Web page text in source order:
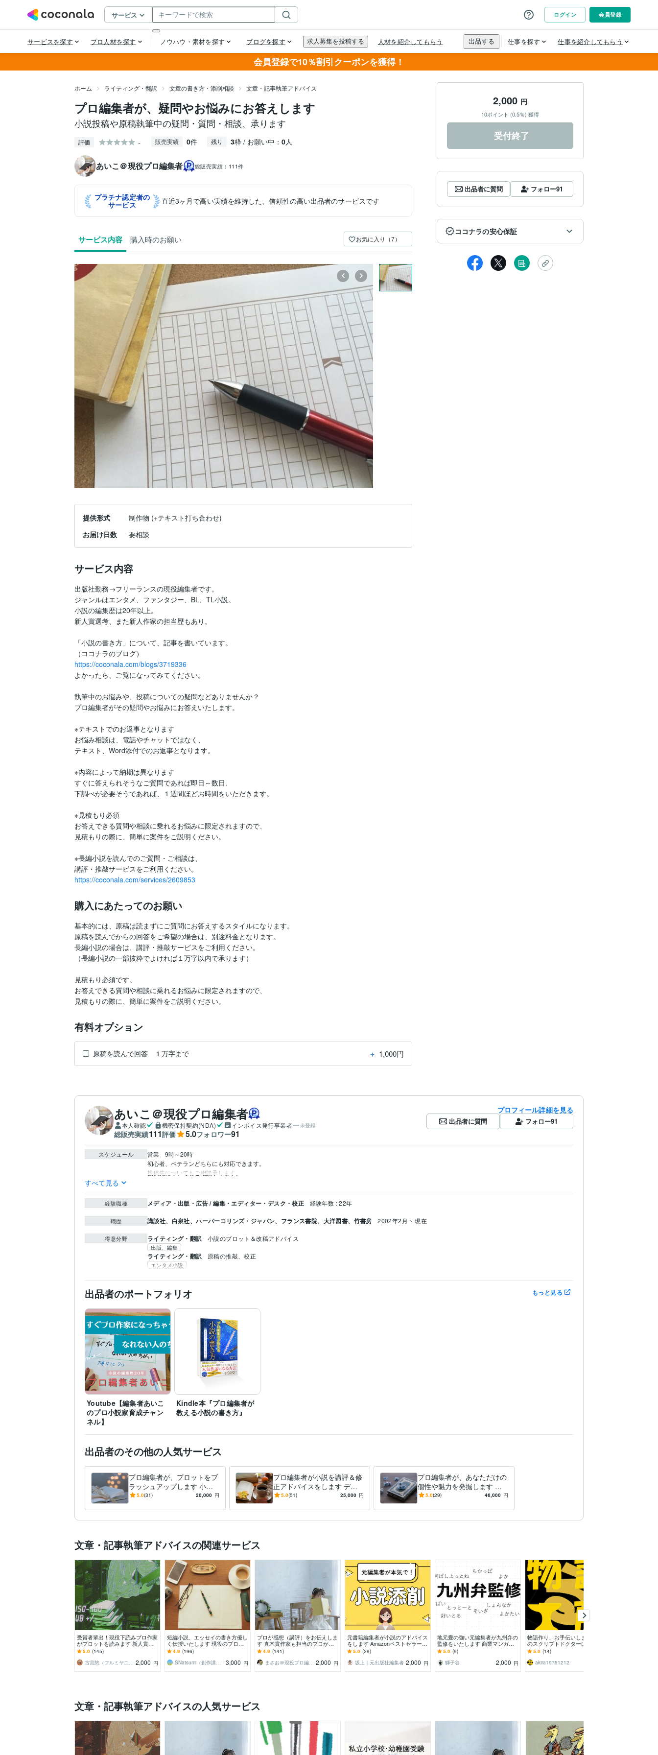
会員登録で10％割引クーポンを獲得！
ホーム ライティング・翻訳 文章の書き方・添削相談 文章・記事執筆アドバイス
プロ編集者が、疑問やお悩みにお答えします
小説投稿や原稿執筆中の疑問・質問・相談、承ります
評価 - 販売実績 0件 残り 3枠 / お願い中： 0人
あいこ＠現役プロ編集者 総販売実績： 111件
プラチナ認定者の
サービス
直近3ヶ月で高い実績を維持した、信頼性の高い出品者のサービスです
サービス内容 購入時のお願い お気に入り（7）
提供形式
制作物 (+テキスト打ち合わせ)
お届け日数
要相談
サービス内容
出版社勤務→フリーランスの現役編集者です。
ジャンルはエンタメ、ファンタジー、BL、TL小説。
小説の編集歴は20年以上。
新人賞選考、また新人作家の担当歴もあり。
「小説の書き方」について、記事を書いています。
https://coconala.com/blogs/3719336
よかったら、ご覧になってみてください。
執筆中のお悩みや、投稿についての疑問などありませんか？
プロ編集者がその疑問やお悩みにお答えいたします。
※テキストでのお返事となります
お悩み相談は、電話やチャットではなく、
テキスト、Word添付でのお返事となります。
※内容によって納期は異なります
すぐに答えられそうなご質問であれば即日～数日、
下調べが必要そうであれば、１週間ほどお時間をいただきます。
※見積もり必須
お答えできる質問や相談に乗れるお悩みに限定されますので、
見積もりの際に、簡単に案件をご説明ください。
※長編小説を読んでのご質問・ご相談は、
https://coconala.com/services/2609853
購入にあたってのお願い
基本的には、原稿は読まずにご質問にお答えするスタイルになります。
原稿を読んでからの回答をご希望の場合は、別途料金となります。
長編小説の場合は、講評・推敲サービスをご利用ください。
（長編小説の一部抜粋でよければ１万字以内で承ります）
見積もり必須です。
お答えできる質問や相談に乗れるお悩みに限定されますので、
有料オプション
原稿を読んで回答 １万字まで ＋ 1,000円
2,000 円
10ポイント (0.5％) 獲得
受付終了
出品者に質問 フォロー91
ココナラの安心保証
あいこ＠現役プロ編集者
本人確認 機密保持契約(NDA) インボイス発行事業者 未登録
総販売実績111評価 5.0フォロワー91
プロフィール詳細を見る
出品者に質問 フォロー91
スケジュール
営業　9時～20時
初心者、ベテランどちらにも対応できます。
すべて見る
経験職種 メディア・出版・広告 / 編集・エディター・デスク・校正 経験年数 : 22年
職歴 講談社、白泉社、ハーパーコリンズ・ジャパン、フランス書院、大洋図書、竹書房 2002年2月 ~ 現在
得意分野 ライティング・翻訳 小説のプロット＆改稿アドバイス
出版、編集
ライティング・翻訳 原稿の推敲、校正
エンタメ小説
出品者のポートフォリオ もっと見る
Youtube【編集者あいこ
のプロ小説家育成チャン
ネル】
Kindle本『プロ編集者が
教える小説の書き方』
出品者のその他の人気サービス
プロ編集者が、プロットをブ
ラッシュアップします 小説
を執筆する前に、ストーリー
5.0(31) 20,000 円
プロ編集者が小説を講評＆修
正アドバイスをします デビ
ュー実績あり！ プロ作家を
5.0(51) 25,000 円
プロ編集者が、あなただけの
個性や魅力を発掘します 小
説を複数作読んで、あなたの
5.0(29) 46,000 円
文章・記事執筆アドバイスの関連サービス
受賞者輩出！現役下読みプロ作家
がプロットを読みます 新人賞で
結果を出すには企画力が命！プロ
が実践的にアドバイス
5.0 (145)
2,000 円
短編小説、エッセイの書き方優し
く伝授いたします 現役のプロの
作家、創作講師があなたの文章を
丁寧に添削指導。
4.9 (196)
3,000 円
プロが感想（講評）をお伝えしま
す 直木賞作家も担当のプロが貴
方の作品を拝読します！
4.9 (141)
2,000 円
元書籍編集者が小説のアドバイス
をします Amazonベストセラー担
当の元編集者が原稿を本気で添
削！
5.0 (29)
坂上｜元出版社編集者 2,000 円
地元愛の強い元編集者が九州弁の
監修をいたします 商業マンガの
実績あり！ニュアンスの解説や言
い換えのご提案も
5.0 (9)
獅子谷
2,000 円
物語作り、お手伝いします プロ
のスクリプトドクターに気軽に相
談5.0 (14)
akira19751212
文章・記事執筆アドバイスの人気サービス